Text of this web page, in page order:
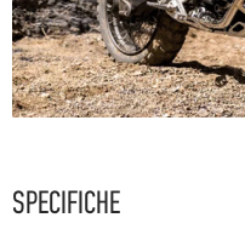
BLOG
F.A.Q
SPECIFICHE